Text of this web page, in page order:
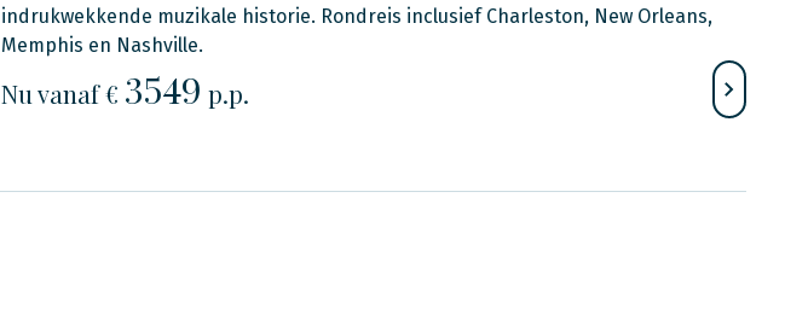
indrukwekkende muzikale historie. Rondreis inclusief Charleston, New Orleans,
Memphis en Nashville.
Nu vanaf € 3549 p.p.